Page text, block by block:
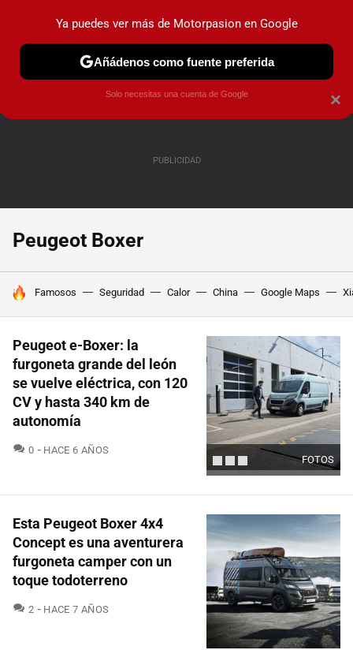
PRUEBAS COCHES ELÉCTRICOS OBSERVATORIO
Peugeot Boxer
HOY SE HABLA DE
Famosos Seguridad Calor China Google Maps
FOTOS
Peugeot e-Boxer: la
furgoneta grande del león
se vuelve eléctrica, con 120
CV y hasta 340 km de
autonomía
0 COMENTARIOS
HACE 6 AÑOS
Esta Peugeot Boxer 4x4
Concept es una aventurera
furgoneta camper con un
toque todoterreno
2 COMENTARIOS
HACE 7 AÑOS
×
Ya puedes ver más de Motorpasion en Google
Añádenos como fuente preferida
Solo necesitas una cuenta de Google